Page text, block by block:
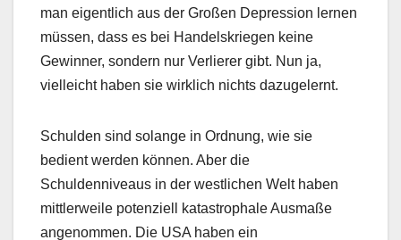
man eigentlich aus der Großen Depression lernen
müssen, dass es bei Handelskriegen keine
Gewinner, sondern nur Verlierer gibt. Nun ja,
vielleicht haben sie wirklich nichts dazugelernt.
Schulden sind solange in Ordnung, wie sie
bedient werden können. Aber die
Schuldenniveaus in der westlichen Welt haben
mittlerweile potenziell katastrophale Ausmaße
angenommen. Die USA haben ein